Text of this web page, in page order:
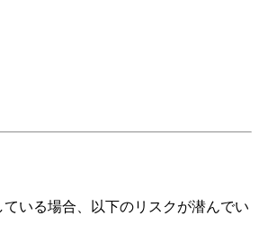
いる場合、以下のリスクが潜んでい